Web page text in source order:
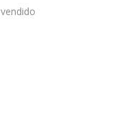
vendido